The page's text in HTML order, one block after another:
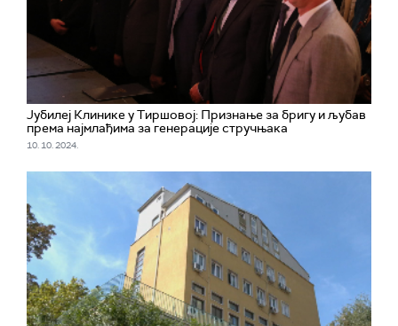
Јубилеј Клинике у Тиршовој: Признање за бригу и љубав
према најмлађима за генерације стручњака
10. 10. 2024.